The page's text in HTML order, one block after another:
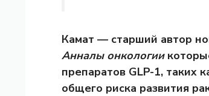
Камат — старший автор
Анналы онкологии
препаратов GLP-1, таких
общего риска развития